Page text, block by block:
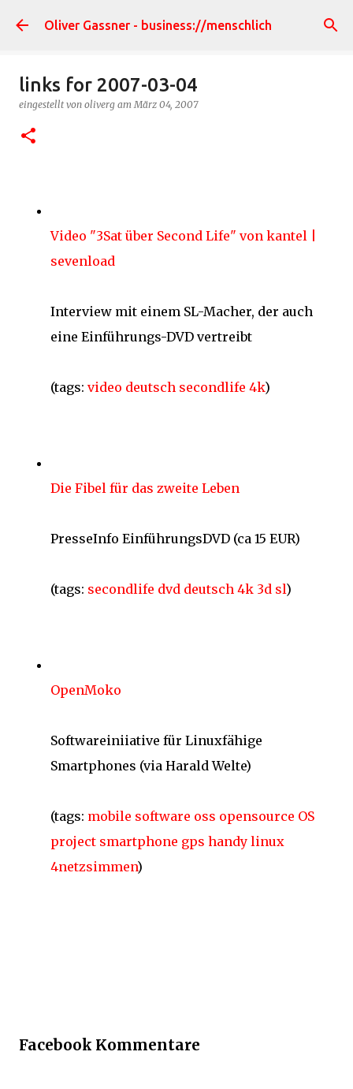
Direkt zum Hauptbereich
Oliver Gassner - business://menschlich
links for 2007-03-04
eingestellt von oliverg amMärz 04, 2007
Video "3Sat über Second Life" von kantel |
sevenload
Interview mit einem SL-Macher, der auch
eine Einführungs-DVD vertreibt
(tags: video deutsch secondlife 4k)
Die Fibel für das zweite Leben
PresseInfo EinführungsDVD (ca 15 EUR)
(tags: secondlife dvd deutsch 4k 3d sl)
OpenMoko
Softwareiniiative für Linuxfähige
Smartphones (via Harald Welte)
(tags: mobile software oss opensource OS
project smartphone gps handy linux
4netzsimmen)
Facebook Kommentare